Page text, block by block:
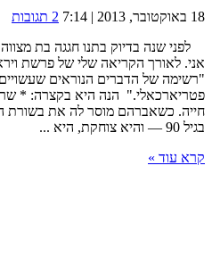
18 באוקטובר, 2013 | 7:14
2 תגובות
לפני שנה בדיוק בתנו חגגה בת
אני. לאורך הקריאה שלי של פרשת
"רשימה של הדברים הנוראים
פטריארכאלי." הנה היא בקצרה: *
חייה. כשאברהם מוסר לה את
בגיל 90 — והיא צוחקת, היא ...
קרא עוד »